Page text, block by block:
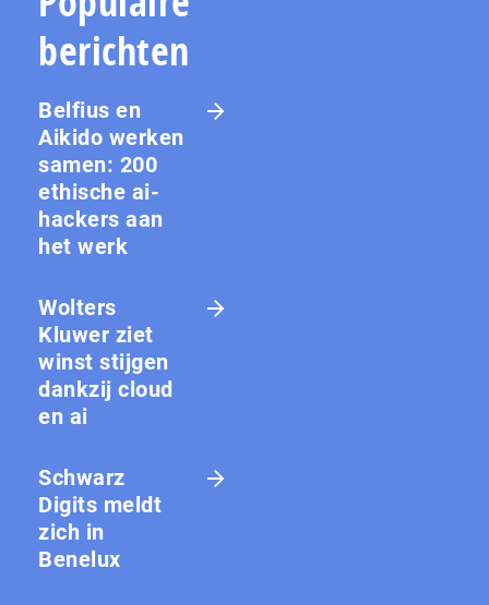
berichten
Belfius en
Aikido werken
samen: 200
ethische ai-
hackers aan
het werk
Wolters
Kluwer ziet
winst stijgen
dankzij cloud
en ai
Schwarz
Digits meldt
zich in
Benelux